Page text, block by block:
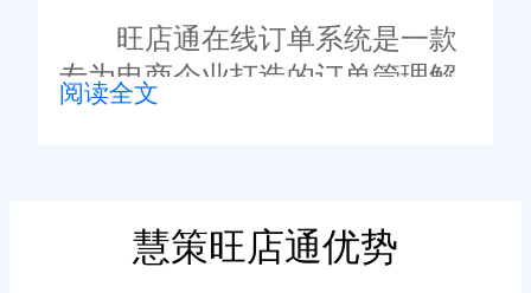
企业设计的全面解决方案，凭借
其智能化、自动化和精细化的管
理功能，在濮阳地区的电商企业
例，帮助企业更好地了解并选择
旺店通在线订单系统是一款
专为电商企业打造的订单管理解
决方案。它集成了订单接收、处
日常运营需求。通过实时追踪订
单状态、优化订单处理流程、提
阅读全文
慧策旺店通优势